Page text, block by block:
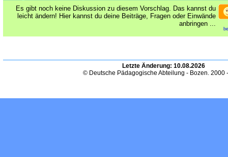
Es gibt noch keine Diskussion zu diesem Vorschlag. Das kannst du
leicht ändern! Hier kannst du deine Beiträge, Fragen oder Einwände
anbringen ...
Letzte Änderung: 10.08.2026
© Deutsche Pädagogische Abteilung - Bozen. 2000